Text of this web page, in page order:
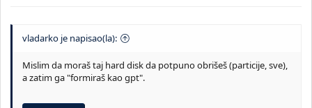
vladarko je napisao(la):
Mislim da moraš taj hard disk da potpuno obrišeš (particije, sve),
a zatim ga "formiraš kao gpt".